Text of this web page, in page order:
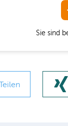
Sie sind